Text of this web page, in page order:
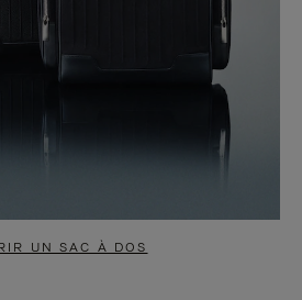
UN SAC À DOS